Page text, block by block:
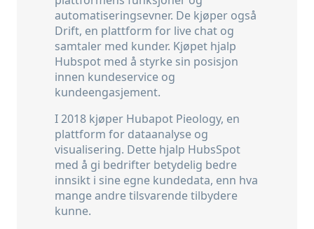
automatiseringsevner. De kjøper også
Drift, en plattform for live chat og
samtaler med kunder. Kjøpet hjalp
Hubspot med å styrke sin posisjon
innen kundeservice og
kundeengasjement.
I 2018 kjøper Hubapot Pieology, en
plattform for dataanalyse og
visualisering. Dette hjalp HubsSpot
med å gi bedrifter betydelig bedre
innsikt i sine egne kundedata, enn hva
mange andre tilsvarende tilbydere
kunne.